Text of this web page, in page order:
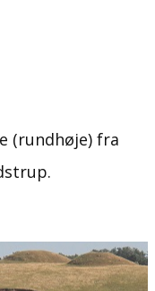
(rundhøje) fra